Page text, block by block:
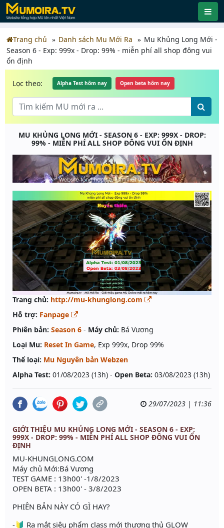
Trang chủ Danh sách Mu Mới Ra
Mu Khủng Long Mới -
Season 6 - Exp: 999x - Drop: 99% - miễn phí all shop đông vui
ổn định
Lọc theo: Alpha Test hôm nay Open beta hôm nay
MU KHỦNG LONG MỚI - SEASON 6 - EXP: 999X - DROP:
99% - MIỄN PHÍ ALL SHOP ĐÔNG VUI ỔN ĐỊNH
Trang chủ: http://mu-khunglong.com
Hỗ trợ: Fanpage
Phiên bản: Season 6 - Máy chủ: Bá Vương
Loại Mu: Reset In Game, Exp 999x, Drop 99%
Thể loại: Mu Nguyên bản Webzen
Alpha Test: 01/08/2023 (13h) - Open Beta: 03/08/2023 (13h)
29/07/2023 | 11:36
GIỚI THIỆU MU KHỦNG LONG MỚI - SEASON 6 - EXP:
999X - DROP: 99% - MIỄN PHÍ ALL SHOP ĐÔNG VUI ỔN
ĐỊNH
MU-KHUNGLONG.COM
Máy chủ Mới:Bá Vương
TEST GAME : 13h00' -1/8/2023
OPEN BETA : 13h00' - 3/8/2023
PHIÊN BẢN NÀY CÓ GÌ HAY?
-🔰 Ra mắt siêu phẩm class mới thương thủ GLOW